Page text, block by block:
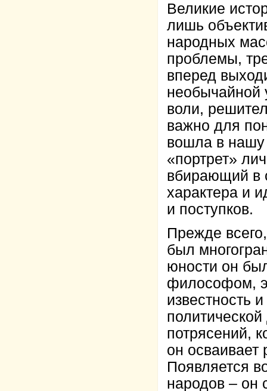
Великие
лишь
народных
проблемы,
вперед
необычайной
воли,
важно для
вошла в нашу
«портрет»
вбирающий в
характера и
и поступков.
Прежде
был
юности он
философом,
известность
потрясений,
он
Появляется
народов – он